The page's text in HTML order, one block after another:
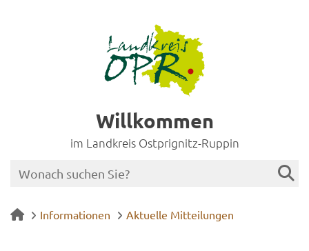
Willkommen
im Landkreis Ostprignitz-Ruppin
Informationen Aktuelle Mitteilungen